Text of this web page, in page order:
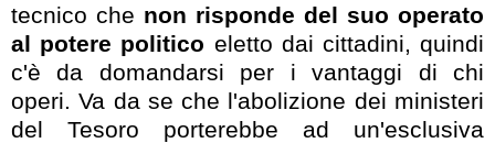
tecnico che non risponde del suo operato
al potere politico eletto dai cittadini, quindi
c'è da domandarsi per i vantaggi di chi
operi. Va da se che l'abolizione dei ministeri
del Tesoro porterebbe ad un'esclusiva